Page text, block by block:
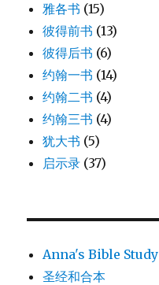
雅各书 (15)
彼得前书 (13)
彼得后书 (6)
约翰一书 (14)
约翰二书 (4)
约翰三书 (4)
犹大书 (5)
启示录 (37)
Anna's Bible Study
圣经和合本